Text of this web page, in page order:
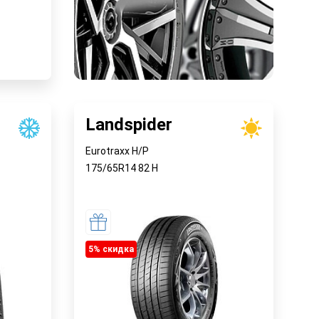
Landspider
Eurotraxx H/P
175/65R1482 H
5% cкидка